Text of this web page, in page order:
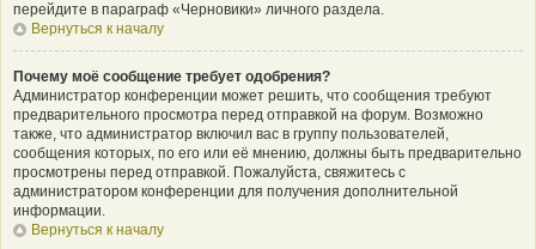
перейдите в параграф «Черновики» личного раздела.
Вернуться к началу
Почему моё сообщение требует одобрения?
Администратор конференции может решить, что сообщения требуют
предварительного просмотра перед отправкой на форум. Возможно
также, что администратор включил вас в группу пользователей,
сообщения которых, по его или её мнению, должны быть предварительно
просмотрены перед отправкой. Пожалуйста, свяжитесь с
администратором конференции для получения дополнительной
информации.
Вернуться к началу